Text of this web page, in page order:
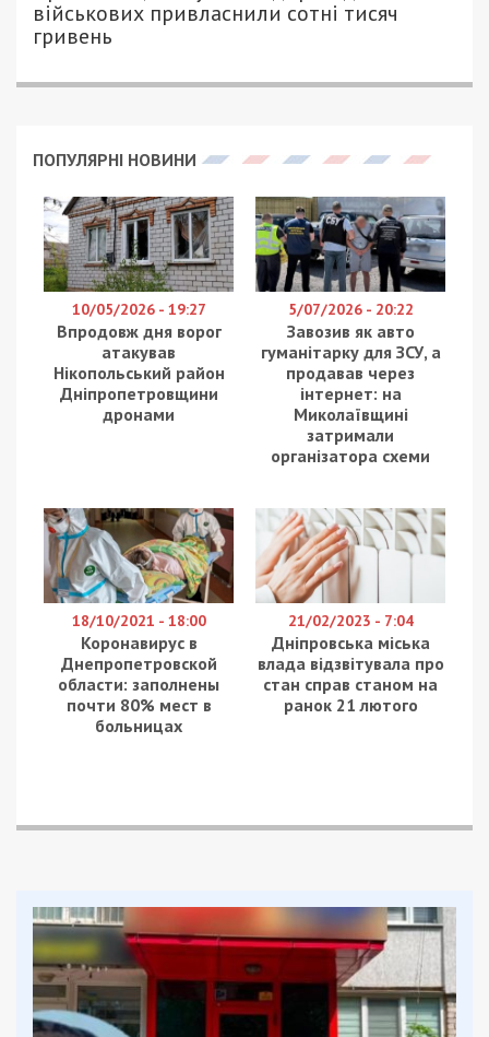
49000.COM.UA
Вночі 20 травня 2025 року армія РФ атакувала
райони Дніпропетровської області
безпілотниками. Про це повідомляє49000
посиланням на Дніпропетровську обласну
військову адміністрацію.
Павлоградський район
У Павлоградському районі понівечене
яку приборкали рятувальники.
Синельниківський район
У Синельниківському районі через застосування
агресором БпЛА є руйнування на території
підприємства. Його також охопив вогонь.
Нікопольський район
По Нікопольському району продовжувалися
удари FPV-дронами та артилерією. Потерпали
сам Нікополь, Покровська, Мирівська і
будинок та лінія електропередач.
Facebook
Telegram
TwitterWhatsApp
ViberEmail
Категории: Суспільство| Метки:війна з
росією,обстріл